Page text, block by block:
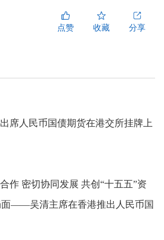
点赞 收藏 分享
席人民币国债期货在港交所挂牌上
作 密切协同发展 共创“十五五”资
——吴清主席在香港推出人民币国